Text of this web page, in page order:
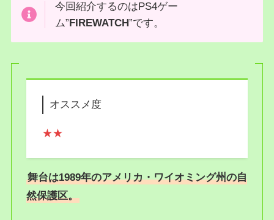
今回紹介するのはPS4ゲー
ム” FIREWATCH”です。
オススメ度
★★
舞台は1989年のアメリカ・ワイオミング州の自
然保護区。